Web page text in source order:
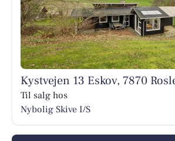
Kystvejen 13 Eskov, 7870
Til salg hos
Nybolig Skive I/S